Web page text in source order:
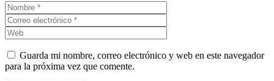
Nombre
electrónico
Guarda mi nombre, correo electrónico y web en este navegador
para la próxima vez que comente.